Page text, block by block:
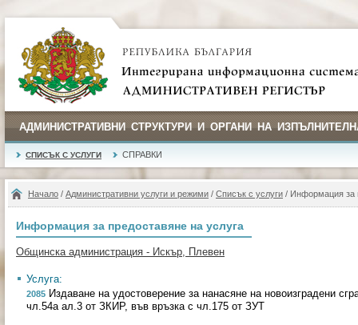
АДМИНИСТРАТИВНИ СТРУКТУРИ И ОРГАНИ НА
СПИСЪК С УСЛУГИ СПРАВКИ
Начало / Административни услуги и режими / Списък с услуги / Информация за
Информация за предоставяне на услуга
Общинска администрация - Искър, Плевен
Услуга:
2085 Издаване на удостоверение за нанасяне на новоизградени
чл.54а ал.3 от ЗКИР, във връзка с чл.175 от ЗУТ